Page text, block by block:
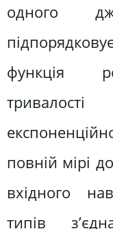
одного
функція
повній мірі
вхідного
типів